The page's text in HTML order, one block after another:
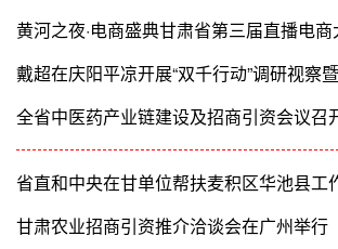
黄河之夜·电商盛典甘肃省第三届直播电
戴超在庆阳平凉开展“双千行动”调研视察
牢生态环境屏障 助推经济社会高质量发展
全省中医药产业链建设及招商引资会议召
省直和中央在甘单位帮扶麦积区华池县工
甘肃农业招商引资推介洽谈会在广州举行